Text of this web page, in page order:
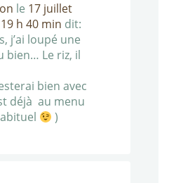
le 17 juillet
h 40 min dit:
j’ai loupé une
bien… Le riz, il
bien avec
déjà au menu
)